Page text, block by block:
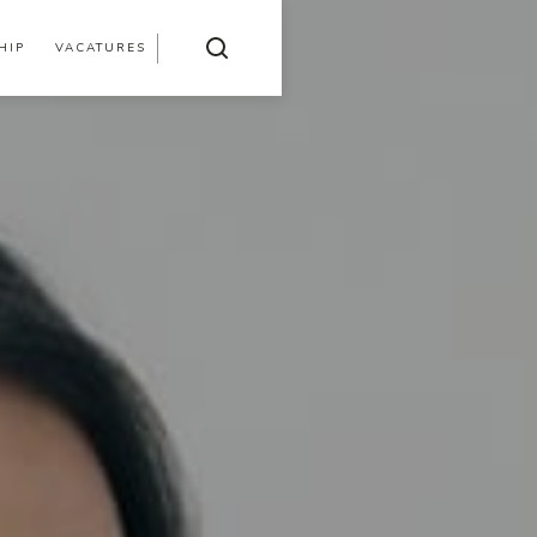
VACATURES